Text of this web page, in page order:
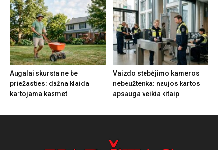
Augalai skursta ne be
priežasties: dažna klaida
kartojama kasmet
Vaizdo stebėjimo kameros
nebeužtenka: naujos kartos
apsauga veikia kitaip